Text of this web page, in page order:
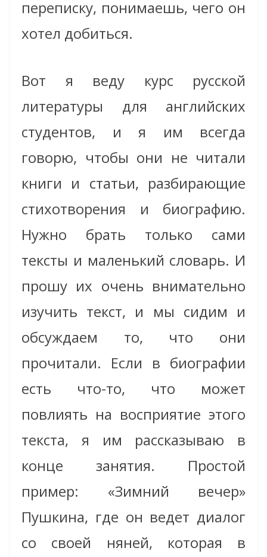
переписку, понимаешь, чего он
хотел добиться.
Вот я веду курс русской
литературы для английских
студентов, и я им всегда
говорю, чтобы они не читали
книги и статьи, разбирающие
стихотворения и биографию.
Нужно брать только сами
тексты и маленький словарь. И
прошу их очень внимательно
изучить текст, и мы сидим и
обсуждаем то, что они
прочитали. Если в биографии
есть что-то, что может
повлиять на восприятие этого
текста, я им рассказываю в
конце занятия. Простой
пример: «Зимний вечер»
Пушкина, где он ведет диалог
со своей няней, которая в